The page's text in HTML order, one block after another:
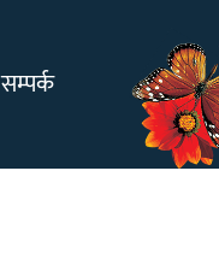
सम्पर्क